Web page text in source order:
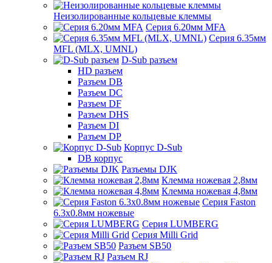
Неизолированные кольцевые клеммы
Серия 6.20мм MFA
Серия 6.35мм
MFL (MLX, UMNL)
D-Sub разъем
HD разъем
Разъем DB
Разъем DC
Разъем DF
Разъем DHS
Разъем DI
Разъем DP
Корпус D-Sub
DB корпус
Разъемы DJK
Клемма ножевая 2,8мм
Клемма ножевая 4,8мм
Серия Faston
6.3х0.8мм ножевые
Серия LUMBERG
Серия Milli Grid
Разъем SB50
Разъем RJ